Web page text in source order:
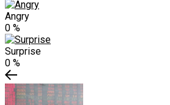
Angry
0 %
Surprise
0 %